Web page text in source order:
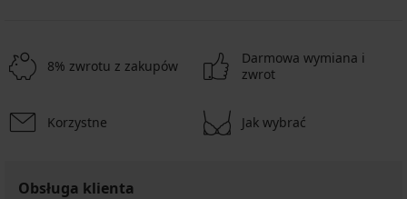
8% zwrotu z zakupów
Darmowa wymiana i
zwrot
Korzystne Jak wybrać
Obsługa klienta